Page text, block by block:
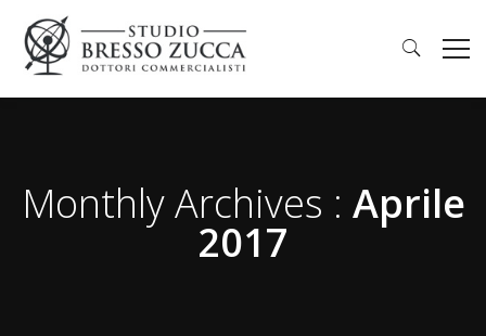
Monthly Archives : Aprile
2017